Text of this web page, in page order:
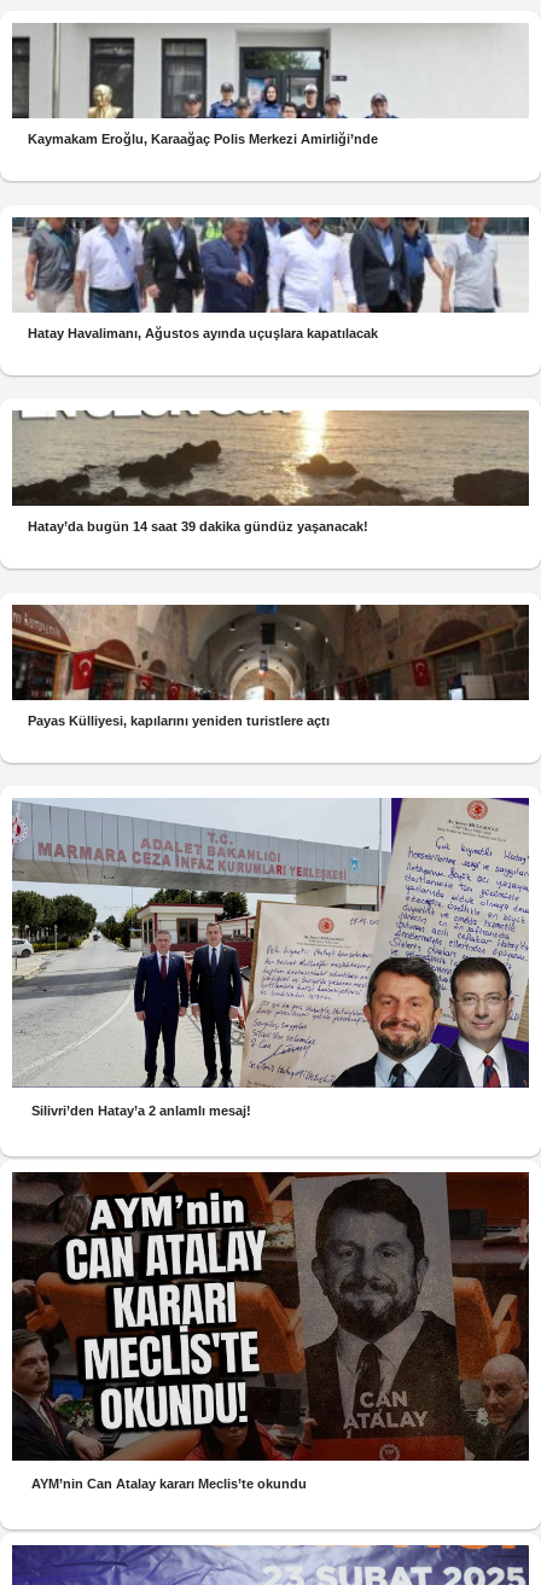
Kaymakam Eroğlu, Karaağaç Polis Merkezi Amirliği’nde
Hatay Havalimanı, Ağustos ayında uçuşlara kapatılacak
Hatay’da bugün 14 saat 39 dakika gündüz yaşanacak!
Payas Külliyesi, kapılarını yeniden turistlere açtı
Silivri’den Hatay’a 2 anlamlı mesaj!
AYM’nin Can Atalay kararı Meclis’te okundu